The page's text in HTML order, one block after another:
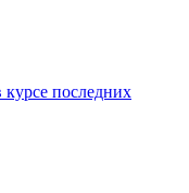
последних